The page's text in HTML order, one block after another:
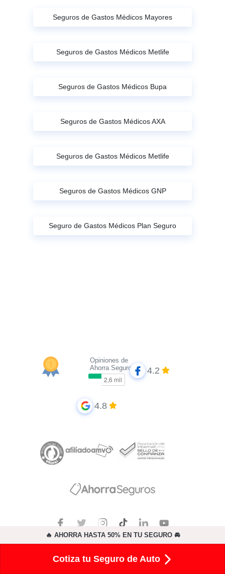
Seguros de Gastos Médicos Mayores
Seguros de Gastos Médicos Metlife
Seguros de Gastos Médicos Bupa
Seguros de Gastos Médicos AXA
Seguros de Gastos Médicos Metlife
Seguros de Gastos Médicos GNP
Seguro de Gastos Médicos Plan Seguro
🔥 AHORRA HASTA 50% EN TU SEGURO 🚘
Cotiza tu Seguro de Auto
Opiniones de
Ahorra Seguros
4.2
4.8
Principales Aseguradoras
GNP Seguros